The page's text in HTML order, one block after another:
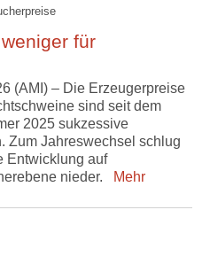
für
(AMI) – Die Erzeugerpreise
sind seit dem
2025 sukzessive
Zum Jahreswechsel schlug
Entwicklung auf
nieder.
Mehr